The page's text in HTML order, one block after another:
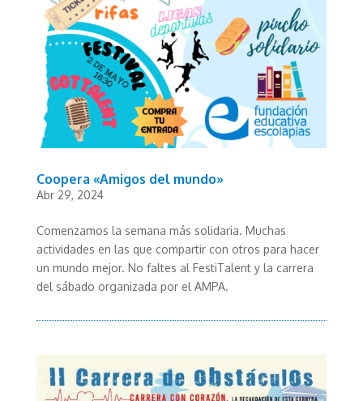
Coopera «Amigos del mundo»
Abr 29, 2024
Comenzamos la semana más solidaria. Muchas
actividades en las que compartir con otros para hacer
un mundo mejor. No faltes al FestiTalent y la carrera
del sábado organizada por el AMPA.